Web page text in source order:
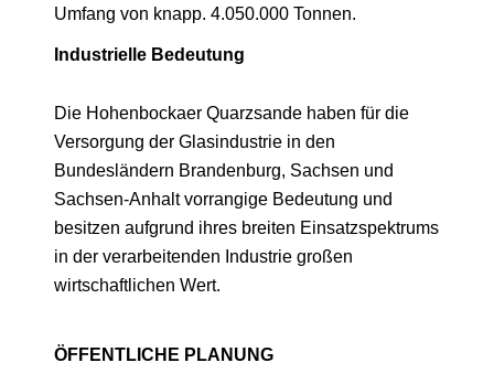
Umfang von knapp. 4.050.000 Tonnen.
Industrielle Bedeutung
Die Hohenbockaer Quarzsande haben für die
Versorgung der Glasindustrie in den
Bundesländern Brandenburg, Sachsen und
Sachsen-Anhalt vorrangige Bedeutung und
besitzen aufgrund ihres breiten Einsatzspektrums
in der verarbeitenden Industrie großen
wirtschaftlichen Wert.
ÖFFENTLICHE PLANUNG